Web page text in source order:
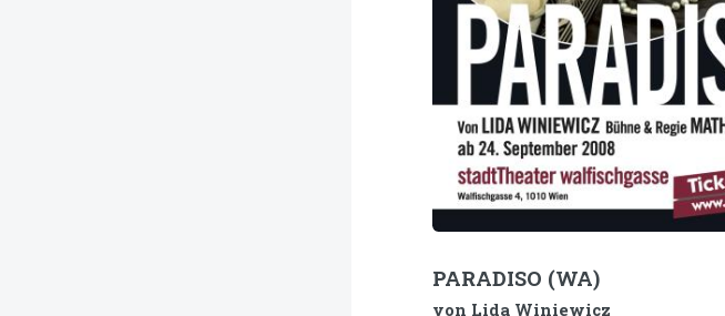
PARADISO (WA)
von Lida Winiewicz